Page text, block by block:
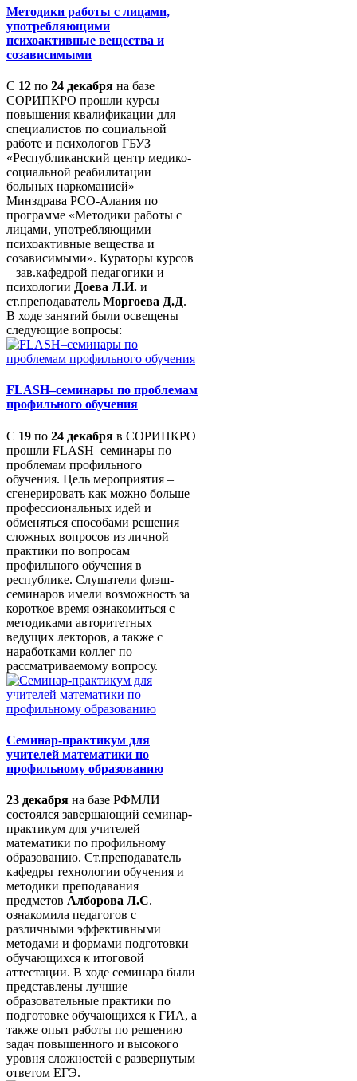
Методики работы с лицами,
употребляющими
психоактивные вещества и
созависимыми
С 12 по 24 декабря на базе
СОРИПКРО прошли курсы
повышения квалификации для
специалистов по социальной
работе и психологов ГБУЗ
«Республиканский центр медико-
социальной реабилитации
больных наркоманией»
Минздрава РСО-Алания по
программе «Методики работы с
лицами, употребляющими
психоактивные вещества и
созависимыми». Кураторы курсов
– зав.кафедрой педагогики и
психологии Доева Л.И. и
ст.преподаватель Моргоева Д.Д.
В ходе занятий были освещены
следующие вопросы:
FLASH–семинары по проблемам
профильного обучения
С 19 по 24 декабря в СОРИПКРО
прошли FLASH–семинары по
проблемам профильного
обучения. Цель мероприятия –
сгенерировать как можно больше
профессиональных идей и
обменяться способами решения
сложных вопросов из личной
практики по вопросам
профильного обучения в
республике. Слушатели флэш-
семинаров имели возможность за
короткое время ознакомиться с
методиками авторитетных
ведущих лекторов, а также с
наработками коллег по
рассматриваемому вопросу.
Семинар-практикум для
учителей математики по
профильному образованию
23 декабря на базе РФМЛИ
состоялся завершающий семинар-
практикум для учителей
математики по профильному
образованию. Ст.преподаватель
кафедры технологии обучения и
методики преподавания
предметов Алборова Л.С.
ознакомила педагогов с
различными эффективными
методами и формами подготовки
обучающихся к итоговой
аттестации. В ходе семинара были
представлены лучшие
образовательные практики по
подготовке обучающихся к ГИА, а
также опыт работы по решению
задач повышенного и высокого
уровня сложностей с развернутым
ответом ЕГЭ.